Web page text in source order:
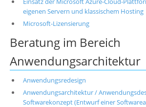
eigenen Servern und klassischem Hosting
Microsoft-Lizensierung
Beratung im Bereich
Anwendungsarchitektur
Anwendungsredesign
Anwendungsarchitektur /
Softwarekonzept (Entwurf einer